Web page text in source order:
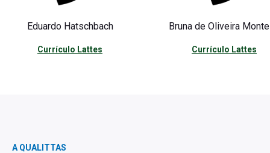
Eduardo Hatschbach
Currículo Lattes
Bruna de Oliveira
Currículo Lattes
A QUALITTAS